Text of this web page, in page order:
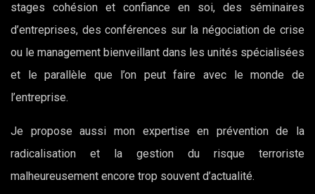
stages cohésion et confiance en soi, des séminaires
d’entreprises, des conférences sur la négociation de crise
ou le management bienveillant dans les unités spécialisées
et le parallèle que l’on peut faire avec le monde de
l’entreprise.
Je propose aussi mon expertise en prévention de la
radicalisation et la gestion du risque terroriste
malheureusement encore trop souvent d’actualité.